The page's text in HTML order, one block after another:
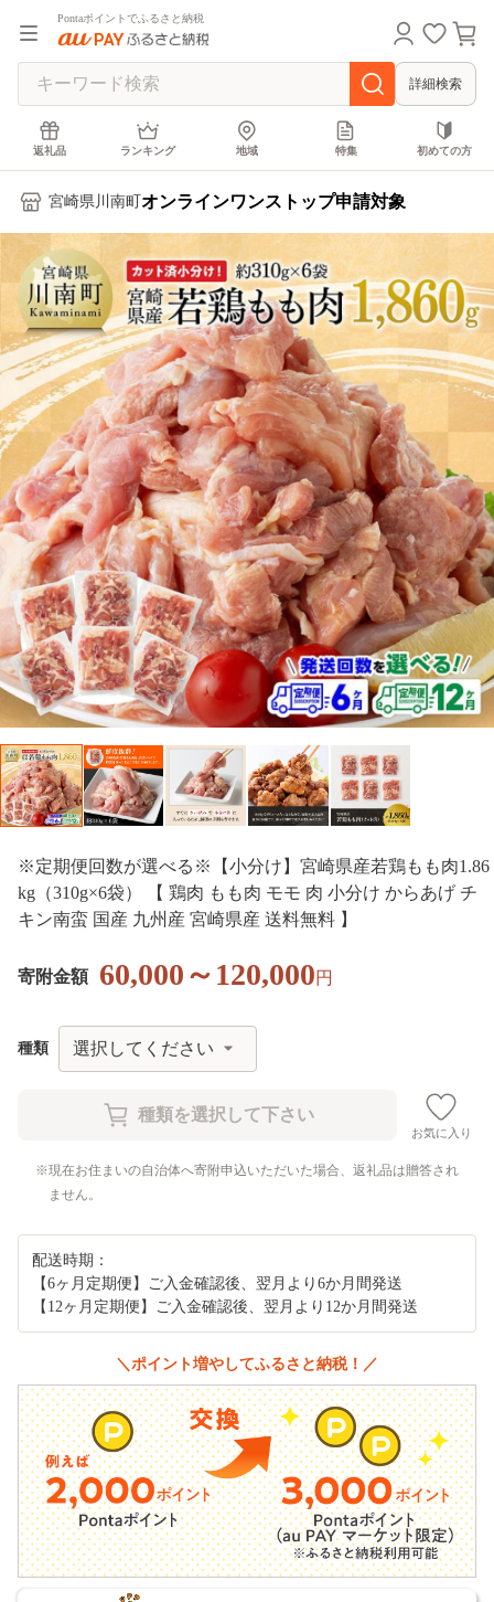
Pontaポイントでふるさと納税
詳細検索
返礼品 ランキング 地域 特集 初めての方
宮崎県川南町 オンラインワンストップ申請対象
※定期便回数が選べる※【小分け】宮崎県産若鶏もも肉1.86
kg（310g×6袋） 【 鶏肉 もも肉 モモ 肉 小分け からあげ チ
キン南蛮 国産 九州産 宮崎県産 送料無料 】
寄附金額 60,000～120,000円
種類
お気に入り
現在お住まいの自治体へ寄附申込いただいた場合、返礼品は贈答され
ません。
配送時期：
【6ヶ月定期便】ご入金確認後、翌月より6か月間発送
【12ヶ月定期便】ご入金確認後、翌月より12か月間発送
＼ポイント増やしてふるさと納税！／